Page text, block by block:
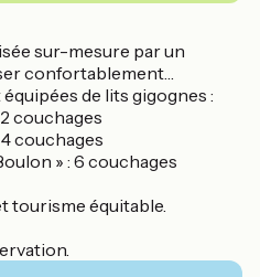
sur-mesure par un
confortablement…
de lits gigognes :
2 couchages
4 couchages
» : 6 couchages
tourisme équitable.